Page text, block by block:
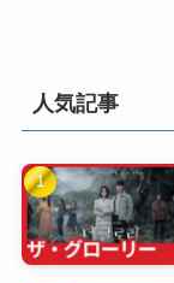
人気記事